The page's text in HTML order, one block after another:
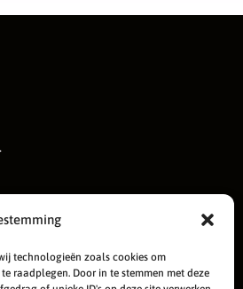
technologieën zoals cookies om
raadplegen. Door in te stemmen met deze